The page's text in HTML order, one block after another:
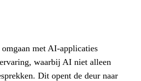
met AI-applicaties
waarbij AI niet alleen
Dit opent de deur naar